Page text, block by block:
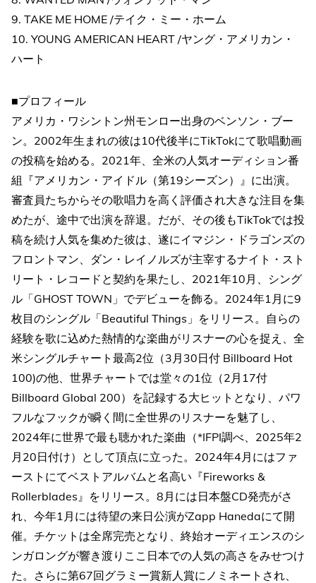
9. TAKE ME HOME /テイク・ミー・ホーム
10. YOUNG AMERICAN HEART /ヤング・アメリカン・
ハート
■プロフィール
アメリカ・ワシントン州モンロー出身のベンソン・ブー
ン。2002年生まれの彼は10代後半にTikTokにて歌唱動画
の投稿を始める。2021年、全米の人気オーディション番
組『アメリカン・アイドル（第19シーズン）』に出演。
審査員たちからその歌唱力を高く評価され大きな注目を集
めたが、途中で出演を辞退。だが、その後もTikTokでは投
稿を続け人気を集めた彼は、遂にイマジン・ドラゴンズの
フロントマン、ダン・レイノルズが主宰するナイト・スト
リート・レコードと契約を果たし、2021年10月、シング
ル「GHOST TOWN」でデビューを飾る。2024年1月に9
枚目のシングル「Beautiful Things」をリリース。自らの
経験を歌に込めた熱情的な楽曲がリスナーの心を捉え、全
米シングルチャート最高2位（3月30日付 Billboard Hot
100)の他、世界チャートでは堂々の1位（2月17付
Billboard Global 200）を記録する大ヒットとなり、パワ
フルなフックが瞬く間に全世界のリスナーを魅了し、
2024年に世界で最も聴かれた楽曲（*IFPI調べ、2025年2
月20日付け）として頂点に立った。2024年4月にはファ
ーストにてベストアルバムと名高い『Fireworks &
Rollerblades』をリリース。8月には日本盤CD発売がさ
れ、今年1月には待望の来日公演がZapp Hanedaにて開
催。チケットは全席完売となり、終始オーディエンスのシ
ンガロングが響き渡りここ日本での人気の高さをみせつけ
た。さらに第67回グラミー賞新人賞にノミネートされ、